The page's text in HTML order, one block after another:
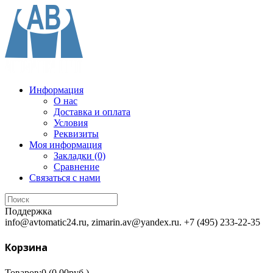
Информация
О нас
Доставка и оплата
Условия
Реквизиты
Моя информация
Закладки (0)
Сравнение
Связаться с нами
Поддержка
info@avtomatic24.ru, zimarin.av@yandex.ru. +7 (495) 233-22-35
Корзина